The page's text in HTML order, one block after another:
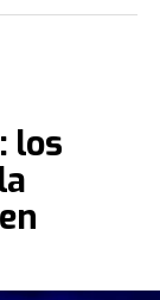
los